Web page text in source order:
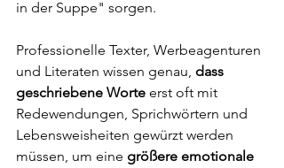
in der Suppe" sorgen.
Professionelle Texter, Werbeagenturen
und Literaten wissen genau, dass
geschriebene Worte erst oft mit
Redewendungen, Sprichwörtern und
Lebensweisheiten gewürzt werden
müssen, um eine größere emotionale